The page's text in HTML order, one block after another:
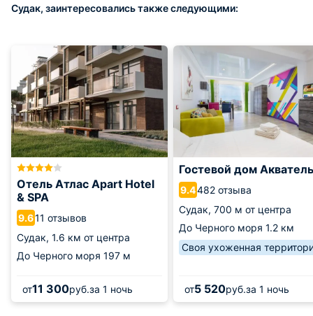
Судак, заинтересовались также следующими:
Отель Атлас Apart Hotel
& SPA
9.611 отзывов
Судак, 1.6 км от центра
До Черного моря 197 м
от11 300руб.за 1 ночь
Гостевой дом Акватель
9.4482 отзыва
Судак, 700 м от центра
До Черного моря 1.2 км
Своя ухоженная
от5 520руб.за 1 ночь